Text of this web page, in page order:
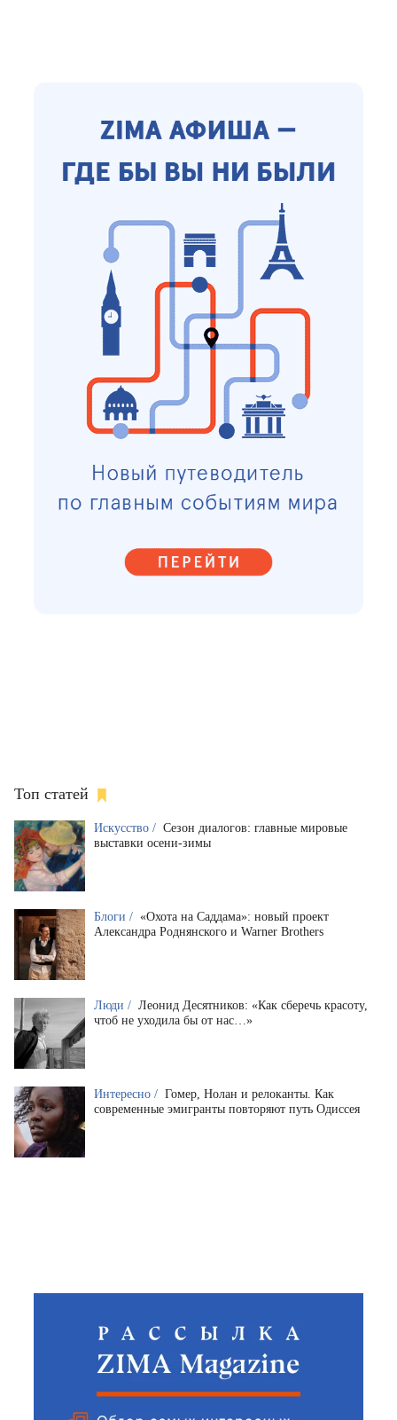
Топ статей
Искусство / Сезон диалогов: главные мировые
выставки осени-зимы
Блоги / «Охота на Саддама»: новый проект
Александра Роднянского и Warner Brothers
Люди / Леонид Десятников: «Как сберечь красоту,
чтоб не уходила бы от нас…»
Интересно / Гомер, Нолан и релоканты. Как
современные эмигранты повторяют путь Одиссея